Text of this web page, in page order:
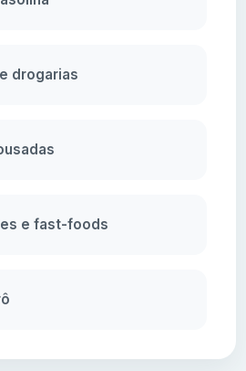
drogarias
e fast-foods